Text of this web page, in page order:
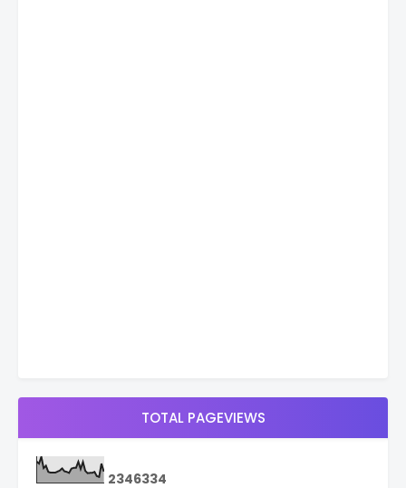
TOTAL PAGEVIEWS
2346334